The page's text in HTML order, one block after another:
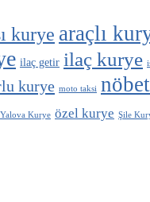
kurye araçlı
ilaç getir ilaç kurye
kurye moto taksi
Yalova Kurye özel kurye Şile